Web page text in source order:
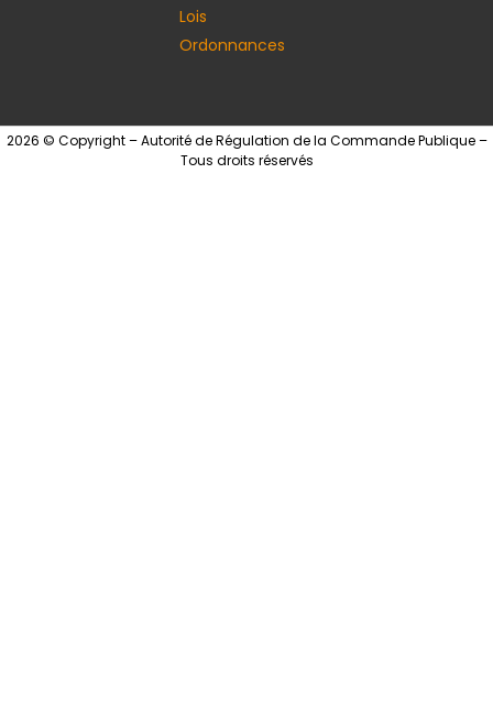
Lois
Ordonnances
2026 © Copyright – Autorité de Régulation de la Commande Publique –
Tous droits réservés